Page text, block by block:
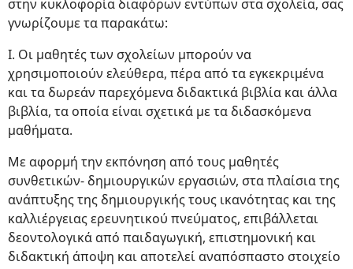
στην κυκλοφορία διαφόρων εντύπων στα σχολεία, σας
γνωρίζουμε τα παρακάτω:
Ι. Οι μαθητές των σχολείων μπορούν να
χρησιμοποιούν ελεύθερα, πέρα από τα εγκεκριμένα
και τα δωρεάν παρεχόμενα διδακτικά βιβλία και άλλα
βιβλία, τα οποία είναι σχετικά με τα διδασκόμενα
μαθήματα.
Με αφορμή την εκπόνηση από τους μαθητές
συνθετικών- δημιουργικών εργασιών, στα πλαίσια της
ανάπτυξης της δημιουργικής τους ικανότητας και της
καλλιέργειας ερευνητικού πνεύματος, επιβάλλεται
δεοντολογικά από παιδαγωγική, επιστημονική και
διδακτική άποψη και αποτελεί αναπόσπαστο στοιχείο